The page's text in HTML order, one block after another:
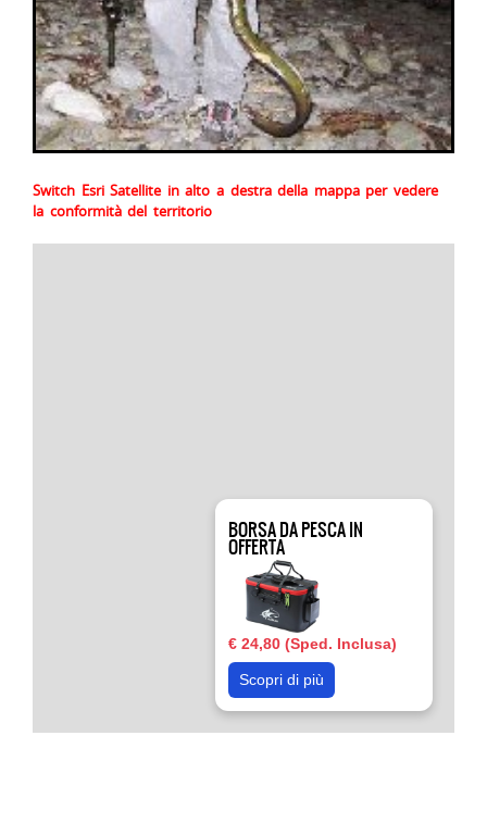
Switch Esri Satellite in alto a destra della mappa per vedere
la conformità del territorio
BORSA DA PESCA IN
OFFERTA
€ 24,80 (Sped. Inclusa)
Scopri di più